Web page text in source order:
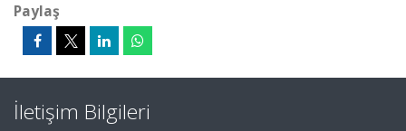
Paylaş
İletişim Bilgileri